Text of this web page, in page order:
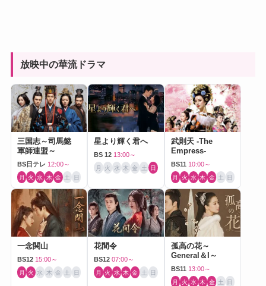
放映中の華流ドラマ
三国志～司馬懿
軍師連盟～
BS日テレ 12:00～
月 火 水 木 金 土 日
星より輝く君へ
BS 12 13:00～
月 火 水 木 金 土 日
武則天 -The
Empress-
BS11 10:00～
月 火 水 木 金 土 日
一念関山
BS12 15:00～
月 火 水 木 金 土 日
花間令
BS12 07:00～
月 火 水 木 金 土 日
孤高の花～
General＆I～
BS11 13:00～
月 火 水 木 金 土 日